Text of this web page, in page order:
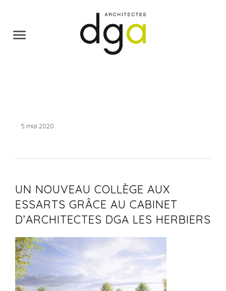
· 5 mai 2020
UN NOUVEAU COLLÈGE AUX
ESSARTS GRÂCE AU CABINET
D’ARCHITECTES DGA LES HERBIERS